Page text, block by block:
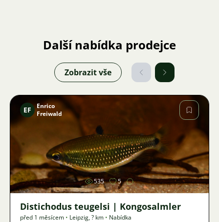
Další nabídka prodejce
Zobrazit vše
Obrázek
EF
Enrico
Freiwald
535 5
Distichodus teugelsi | Kongosalmler
před 1 měsícem • Leipzig,? km • Nabídka